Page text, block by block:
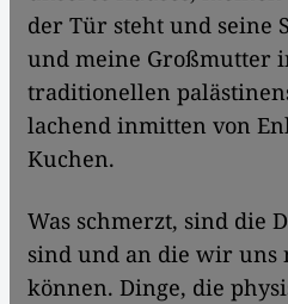
der Tür steht und seine
und meine Großmutter
traditionellen
lachend inmitten von
Kuchen.
Was schmerzt, sind die
sind und an die wir
können. Dinge, die